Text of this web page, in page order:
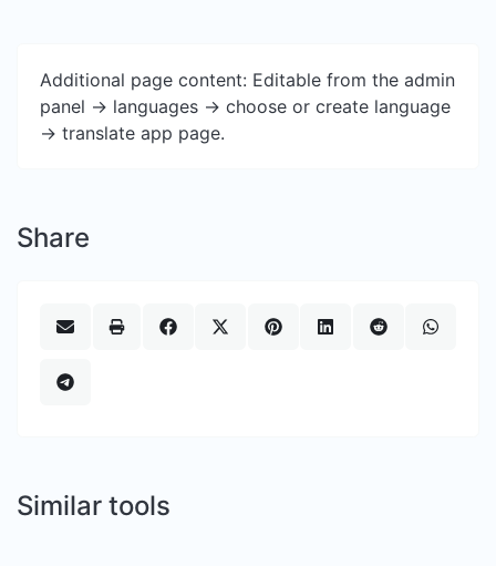
Additional page content: Editable from the admin
panel -> languages -> choose or create language
-> translate app page.
Share
Similar tools